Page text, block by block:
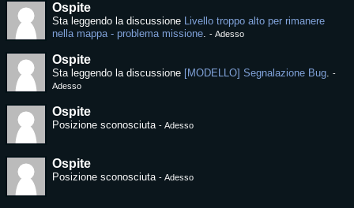
Ospite
Sta leggendo la discussione Livello troppo alto per rimanere
nella mappa - problema missione. - Adesso
Ospite
Sta leggendo la discussione [MODELLO] Segnalazione Bug. -
Adesso
Ospite
Posizione sconosciuta - Adesso
Ospite
Posizione sconosciuta - Adesso